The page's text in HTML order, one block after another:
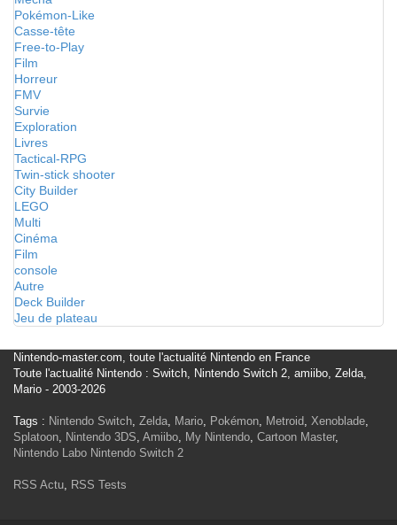
Pokémon-Like
Casse-tête
Free-to-Play
Film
Horreur
FMV
Survie
Exploration
Livres
Tactical-RPG
Twin-stick shooter
City Builder
LEGO
Multi
Cinéma
Film
console
Autre
Deck Builder
Jeu de plateau
Nintendo-master.com, toute l'actualité Nintendo en France
Toute l'actualité Nintendo : Switch, Nintendo Switch 2, amiibo, Zelda,
Mario - 2003-2026
Tags : Nintendo Switch, Zelda, Mario, Pokémon, Metroid, Xenoblade,
Splatoon, Nintendo 3DS, Amiibo, My Nintendo, Cartoon Master,
Nintendo Labo Nintendo Switch 2
RSS Actu, RSS Tests